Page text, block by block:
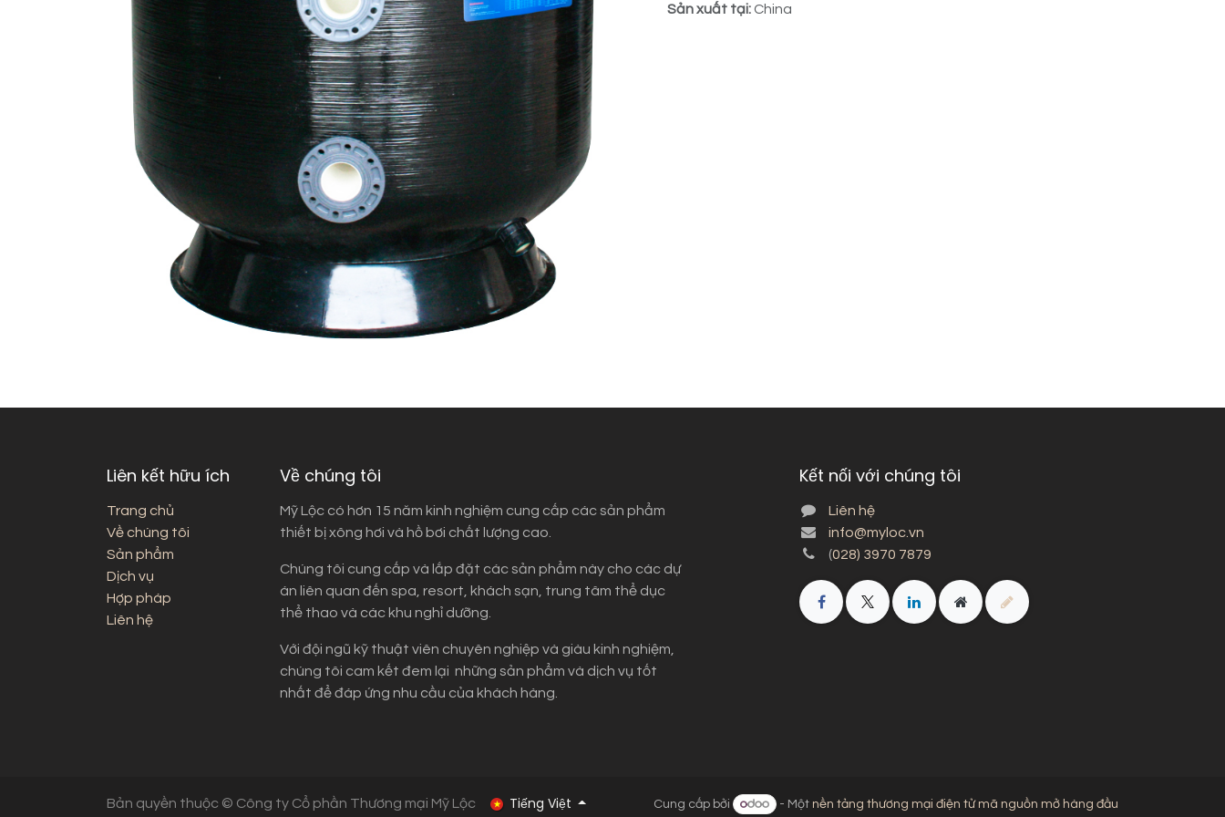
Sản xuất tại: China
Liên kết hữu ích
Trang chủ
Về chúng tôi
Sản phẩm
Dịch vụ
Hợp pháp
Liên hệ
Về chúng tôi
Mỹ Lộc có hơn 15 năm kinh nghiệm cung cấp các sản phẩm
thiết bị xông hơi và hồ bơi chất lượng cao.
Chúng tôi cung cấp và lắp đặt các sản phẩm này cho các dự
án liên quan đến spa, resort, khách sạn, trung tâm thể dục
thể thao và các khu nghỉ dưỡng.
Với đội ngũ kỹ thuật viên chuyên nghiệp và giàu kinh nghiệm,
chúng tôi cam kết đem lại những sản phẩm và dịch vụ tốt
nhất để đáp ứng nhu cầu của khách hàng.
Kết nối với chúng tôi
Liên hệ
info@myloc.vn
(028) 3970 7879
Bản quyền thuộc © Công ty Cổ phần Thương mại Mỹ Lộc Tiếng Việt Cung cấp bởi - Một nền tảng thương mại điện tử mã nguồn mở hàng đầu